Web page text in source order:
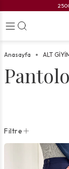
Anasayfa ALT
Filtre